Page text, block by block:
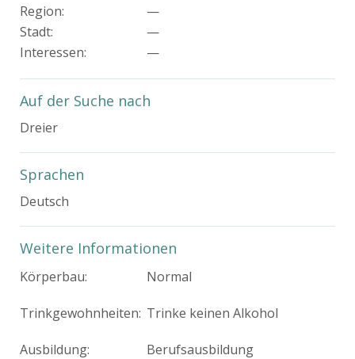
Region:
—
Stadt:
—
Interessen: —
Auf der Suche nach
Dreier
Sprachen
Deutsch
Weitere Informationen
Körperbau: Normal
Trinkgewohnheiten: Trinke keinen Alkohol
Ausbildung: Berufsausbildung